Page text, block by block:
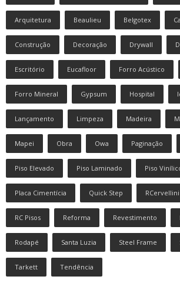
Arquitetura Beaulieu Belgotex
Construção Decoração Drywall
Escritório Eucafloor Forro Acústico
Forro Mineral Gypsum Hospital
Lançamento Limpeza Madeira
Mapei Obra Owa Paginação
Piso Elevado Piso Laminado Piso
Placa Cimentícia Quick Step RCervellini
RC Pisos Reforma Revestimento
Rodapé Santa Luzia Steel Frame
Tarkett Tendência